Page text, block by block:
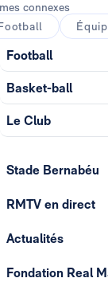
connexes
Football
Basket-ball
Le Club
Stade Bernabéu
RMTV en direct
Actualités
Fondation Real